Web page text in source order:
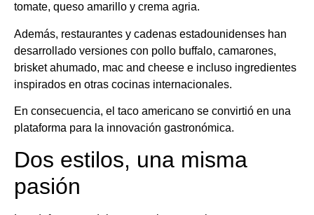
tomate, queso amarillo y crema agria.
Además, restaurantes y cadenas estadounidenses han
desarrollado versiones con pollo buffalo, camarones,
brisket ahumado, mac and cheese e incluso ingredientes
inspirados en otras cocinas internacionales.
En consecuencia, el taco americano se convirtió en una
plataforma para la innovación gastronómica.
Dos estilos, una misma
pasión